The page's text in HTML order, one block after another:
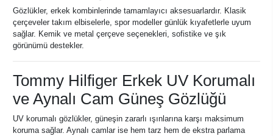
Gözlükler, erkek kombinlerinde tamamlayıcı aksesuarlardır. Klasik
çerçeveler takım elbiselerle, spor modeller günlük kıyafetlerle uyum
sağlar. Kemik ve metal çerçeve seçenekleri, sofistike ve şık
görünümü destekler.
Tommy Hilfiger Erkek UV Korumalı
ve Aynalı Cam Güneş Gözlüğü
UV korumalı gözlükler, güneşin zararlı ışınlarına karşı maksimum
koruma sağlar. Aynalı camlar ise hem tarz hem de ekstra parlama